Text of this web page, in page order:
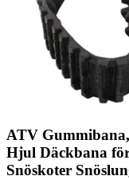
ATV
Hjul Däckbana
Snöskoter